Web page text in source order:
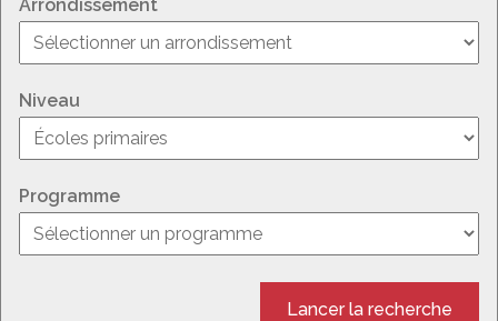
Arrondissement
Niveau
Programme
Lancer la recherche